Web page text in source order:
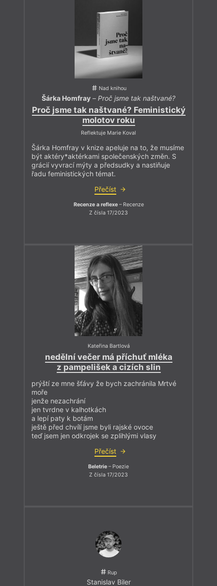
Nad knihou
Šárka Homfray – Proč jsme tak naštvané?
Proč jsme tak naštvané? Feministický
molotov roku
Reflektuje Marie Koval
Šárka Homfray v knize apeluje na to, že musíme
být aktéry*aktérkami společenských změn. S
grácií vyvrací mýty a předsudky a nastiňuje
řadu feministických témat.
Přečíst
Recenze a reflexe– Recenze
Z čísla 17/2023
Kateřina Bartlová
nedělní večer má příchuť mléka
z pampelišek a cizích slin
prýští ze mne šťávy že bych zachránila Mrtvé
moře
jenže nezachrání
jen tvrdne v kalhotkách
a lepí paty k botám
ještě před chvílí jsme byli rajské ovoce
teď jsem jen odkrojek se zplihlými vlasy
Přečíst
Beletrie – Poezie
Z čísla 17/2023
Rup
Stanislav Biler